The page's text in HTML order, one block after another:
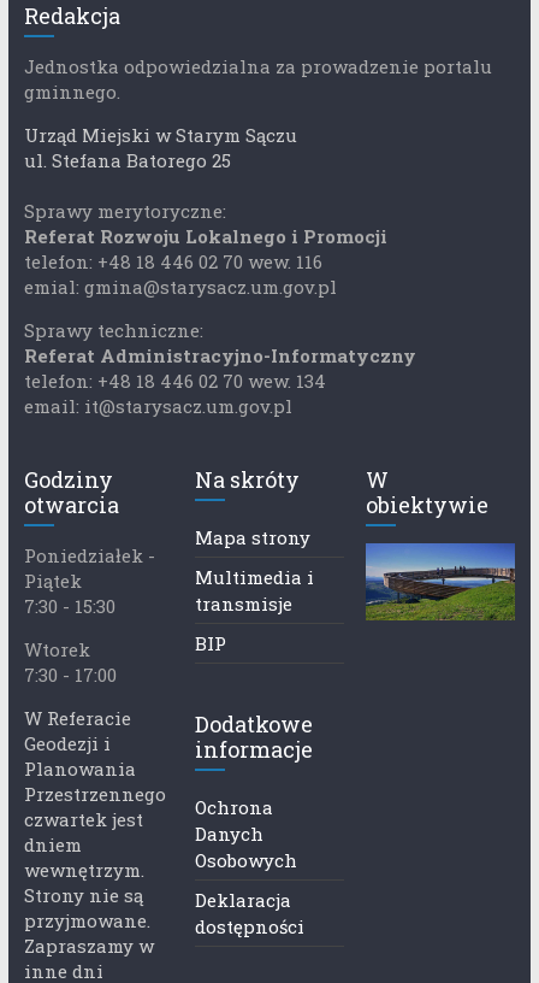
Redakcja
Jednostka odpowiedzialna za prowadzenie portalu
gminnego.
Urząd Miejski w Starym Sączu
ul. Stefana Batorego 25
Sprawy merytoryczne:
Referat Rozwoju Lokalnego i Promocji
telefon: +48 18 446 02 70 wew. 116
emial: gmina@starysacz.um.gov.pl
Sprawy techniczne:
Referat Administracyjno-Informatyczny
telefon: +48 18 446 02 70 wew. 134
email: it@starysacz.um.gov.pl
Godziny
otwarcia
Poniedziałek -
Piątek
7:30 - 15:30
Wtorek
7:30 - 17:00
W Referacie
Geodezji i
Planowania
Przestrzennego
czwartek jest
dniem
wewnętrzym.
Strony nie są
przyjmowane.
Zapraszamy w
inne dni
Na skróty
Mapa strony
Multimedia i
transmisje
BIP
Dodatkowe
informacje
Ochrona
Danych
Osobowych
Deklaracja
dostępności
W
obiektywie